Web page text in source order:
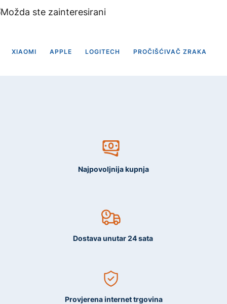
XIAOMI APPLE LOGITECH PROČIŠĆIVAČ ZRAKA
Najpovoljnija kupnja
Dostava unutar 24 sata
Provjerena internet trgovina